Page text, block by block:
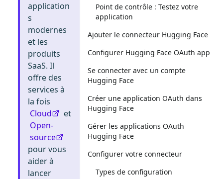
application
s
modernes
et les
produits
SaaS. Il
offre des
services à
la fois
Cloud
et
Open-
source
pour vous
aider à
lancer
Point de contrôle : Testez votre
application
Ajouter le connecteur Hugging Face
Configurer Hugging Face OAuth app
Se connecter avec un compte
Hugging Face
Créer une application OAuth dans
Hugging Face
Gérer les applications OAuth
Hugging Face
Configurer votre connecteur
Types de configuration